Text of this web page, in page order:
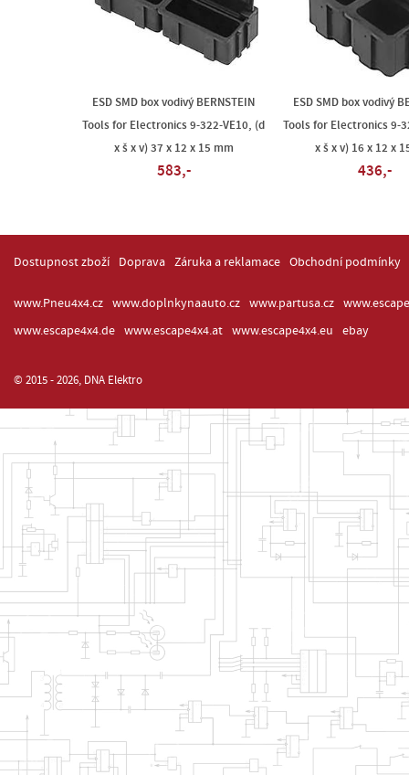
ESD SMD box vodivý BERNSTEIN
Tools for Electronics 9-322-VE10, (d
x š x v) 37 x 12 x 15 mm
583,-
ESD SMD box vodivý
Tools for Electronics 9-
x š x v) 16 x 12 x
436,-
Dostupnost zboží Doprava Záruka a reklamace Obchodní podmínky
www.Pneu4x4.cz www.doplnkynaauto.cz www.partusa.cz
www.escape4x4.de
www.escape4x4.at www.escape4x4.eu ebay
© 2015 - 2026, DNA Elektro